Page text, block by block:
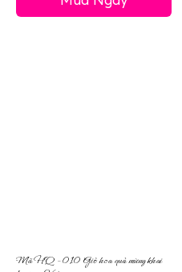
Mã HQ – 010 Giỏ hoa quả mừng khai